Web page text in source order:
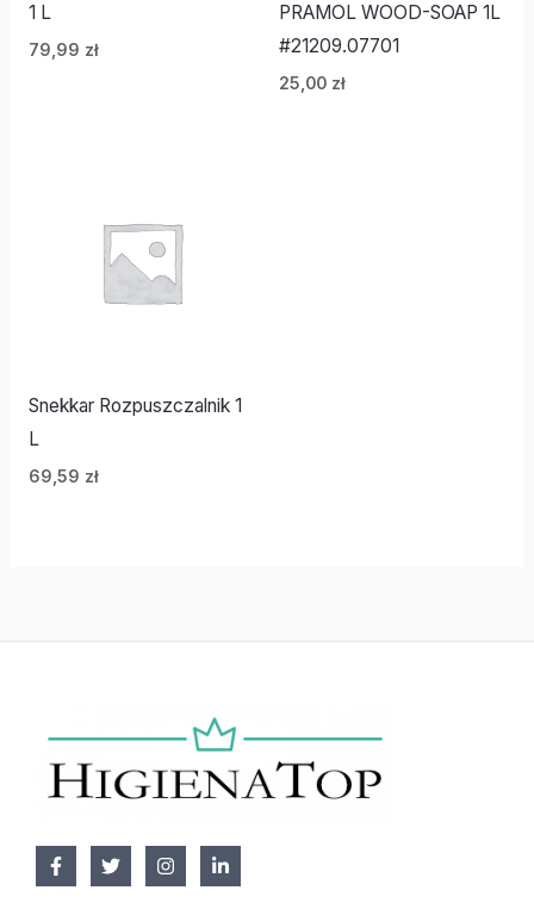
1 L
79,99 zł
PRAMOL WOOD-SOAP 1L
#21209.07701
25,00 zł
Snekkar Rozpuszczalnik 1
L
69,59 zł